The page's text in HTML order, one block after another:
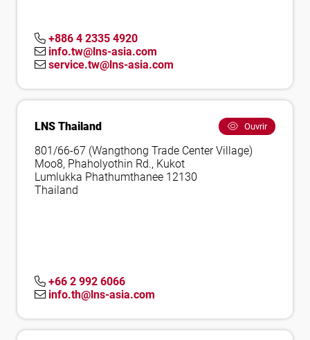
+886 4 2335 4920
info.tw@lns-asia.com
service.tw@lns-asia.com
LNS Thailand Ouvrir
801/66-67 (Wangthong Trade Center Village)
Moo8, Phaholyothin Rd., Kukot
Lumlukka Phathumthanee 12130
Thailand
+66 2 992 6066
info.th@lns-asia.com